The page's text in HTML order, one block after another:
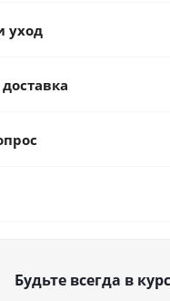
уход
Будьте всегда в